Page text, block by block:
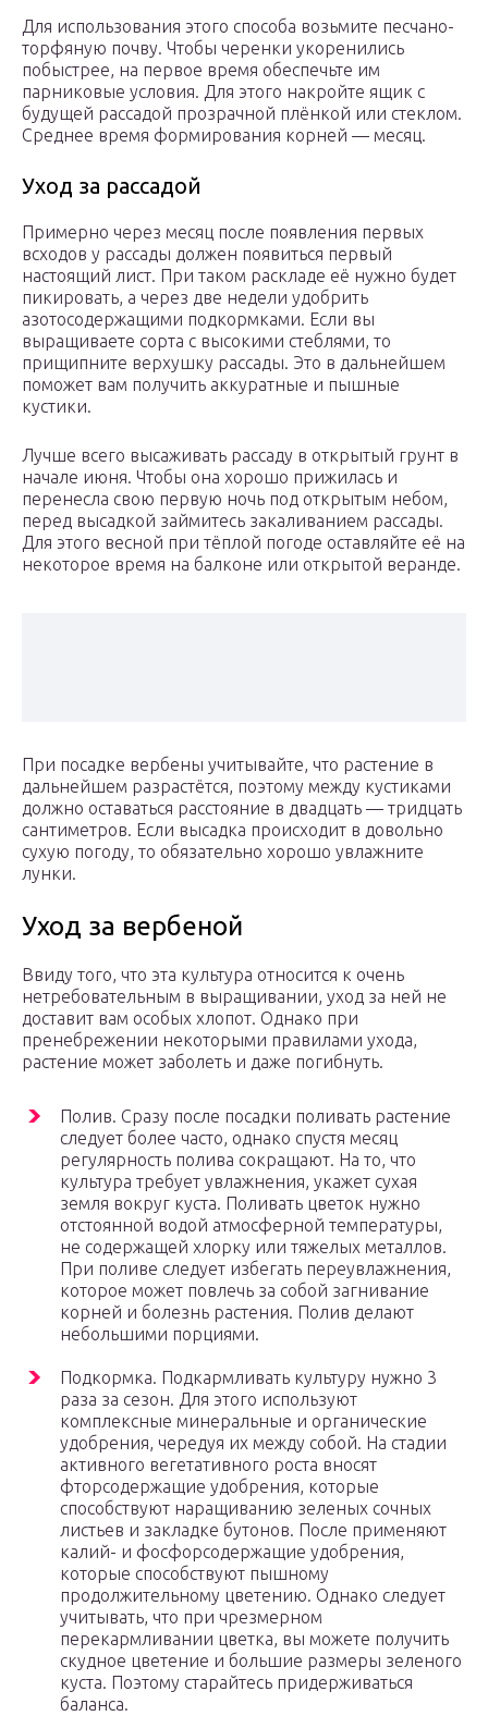
Для использования этого способа возьмите песчано-
торфяную почву. Чтобы черенки укоренились
побыстрее, на первое время обеспечьте им
парниковые условия. Для этого накройте ящик с
будущей рассадой прозрачной плёнкой или стеклом.
Среднее время формирования корней — месяц.
Уход за рассадой
Примерно через месяц после появления первых
всходов у рассады должен появиться первый
настоящий лист. При таком раскладе её нужно будет
пикировать, а через две недели удобрить
азотосодержащими подкормками. Если вы
выращиваете сорта с высокими стеблями, то
прищипните верхушку рассады. Это в дальнейшем
поможет вам получить аккуратные и пышные
кустики.
Лучше всего высаживать рассаду в открытый грунт в
начале июня. Чтобы она хорошо прижилась и
перенесла свою первую ночь под открытым небом,
перед высадкой займитесь закаливанием рассады.
Для этого весной при тёплой погоде оставляйте её на
некоторое время на балконе или открытой веранде.
При посадке вербены учитывайте, что растение в
дальнейшем разрастётся, поэтому между кустиками
должно оставаться расстояние в двадцать — тридцать
сантиметров. Если высадка происходит в довольно
сухую погоду, то обязательно хорошо увлажните
лунки.
Уход за вербеной
Ввиду того, что эта культура относится к очень
нетребовательным в выращивании, уход за ней не
доставит вам особых хлопот. Однако при
пренебрежении некоторыми правилами ухода,
растение может заболеть и даже погибнуть.
Полив. Сразу после посадки поливать растение
следует более часто, однако спустя месяц
регулярность полива сокращают. На то, что
культура требует увлажнения, укажет сухая
земля вокруг куста. Поливать цветок нужно
отстоянной водой атмосферной температуры,
не содержащей хлорку или тяжелых металлов.
При поливе следует избегать переувлажнения,
которое может повлечь за собой загнивание
корней и болезнь растения. Полив делают
небольшими порциями.
Подкормка. Подкармливать культуру нужно 3
раза за сезон. Для этого используют
комплексные минеральные и органические
удобрения, чередуя их между собой. На стадии
активного вегетативного роста вносят
фторсодержащие удобрения, которые
способствуют наращиванию зеленых сочных
листьев и закладке бутонов. После применяют
калий- и фосфорсодержащие удобрения,
которые способствуют пышному
продолжительному цветению. Однако следует
учитывать, что при чрезмерном
перекармливании цветка, вы можете получить
скудное цветение и большие размеры зеленого
куста. Поэтому старайтесь придерживаться
баланса.